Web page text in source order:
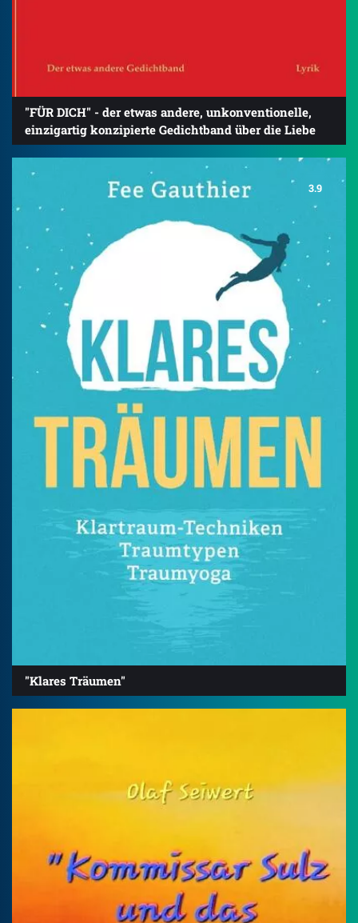
"FÜR DICH" - der etwas andere, unkonventionelle,
einzigartig konzipierte Gedichtband über die Liebe
3.9
"Klares Träumen"